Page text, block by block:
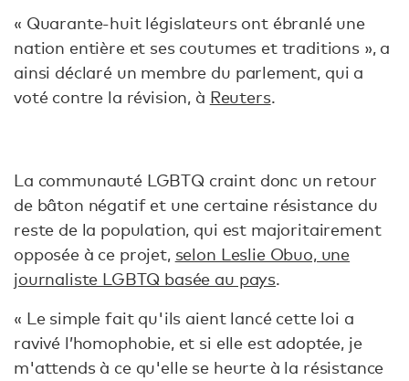
« Quarante-huit législateurs ont ébranlé une
nation entière et ses coutumes et traditions », a
ainsi déclaré un membre du parlement, qui a
voté contre la révision, à Reuters.
La communauté LGBTQ craint donc un retour
de bâton négatif et une certaine résistance du
reste de la population, qui est majoritairement
opposée à ce projet, selon Leslie Obuo, une
journaliste LGBTQ basée au pays.
« Le simple fait qu'ils aient lancé cette loi a
ravivé l’homophobie, et si elle est adoptée, je
m'attends à ce qu'elle se heurte à la résistance